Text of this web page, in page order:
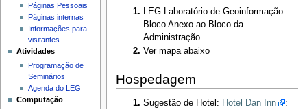
LEG
Laboratório de Geoinformação
Bloco Anexo ao Bloco da
Administração
Ver mapa abaixo
Hospedagem
Sugestão de Hotel: Hotel Dan Inn
:
Páginas Pessoais
Páginas internas
Informações para
visitantes
Atividades
Programação de
Seminários
Agenda do LEG
Computação